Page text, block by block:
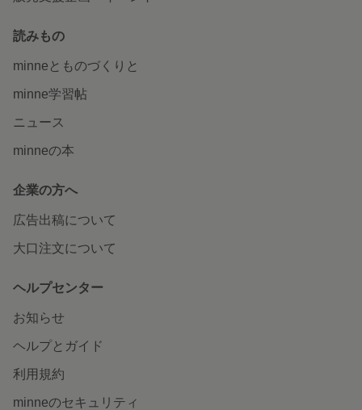
読みもの
minneとものづくりと
minne学習帖
ニュース
minneの本
企業の方へ
広告出稿について
大口注文について
ヘルプセンター
お知らせ
ヘルプとガイド
利用規約
minneのセキュリティ